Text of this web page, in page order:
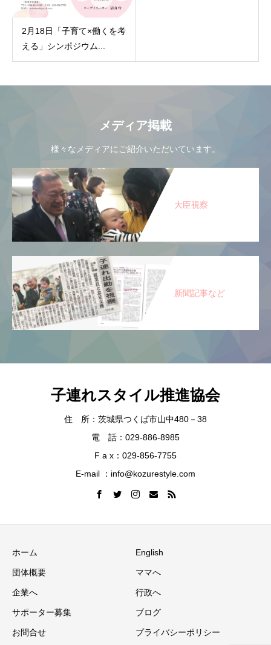
2月18日「子育て×働くを考
える」シンポジウム...
メディア掲載
様々なメディアにご紹介いただいています。
大臣視察
新聞記事など
子連れスタイル推進協会
住 所：茨城県つくば市山中480－38
電 話：029-886-8985
F a x：029-856-7755
E-mail ：info@kozurestyle.com
ホーム English
団体概要 ママへ
企業へ 行政へ
サポーター募集 ブログ
お問合せ プライバシーポリシー